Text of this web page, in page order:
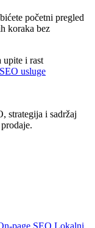
početni pregled
koraka bez
upite i rast
usluge
strategija i sadržaj
page SEO Lokalni